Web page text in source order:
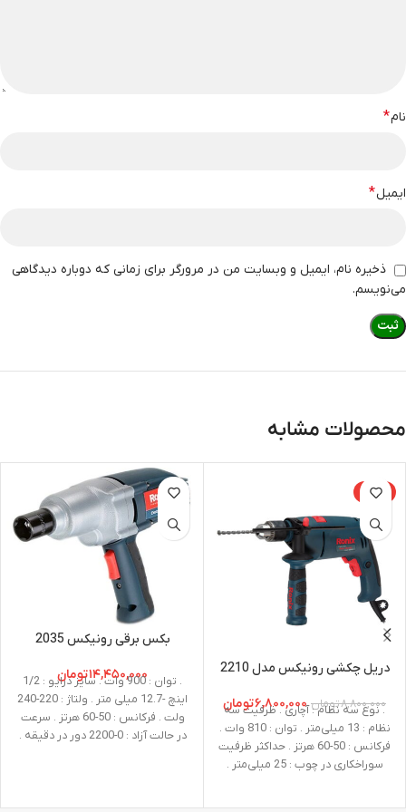
نام*
ایمیل*
ذخیره نام، ایمیل و وبسایت من در مرورگر برای زمانی که دوباره دیدگاهی
می‌نویسم.
محصولات مشابه
-23%
دریل چکشی رونیکس مدل 2210
۸,۸۰۰,۰۰۰تومان ۶,۸۰۰,۰۰۰تومان
. نوع سه نظام : آچاری . ظرفیت سه
نظام : 13 میلی‌متر . توان : 810 وات .
فرکانس : 50-60 هرتز . حداکثر ظرفیت
سوراخکاری در چوب : 25 میلی‌متر .
بکس برقی رونیکس 2035
۱۴,۴۵۰,۰۰۰تومان
. توان : 900 وات . سایز درایو : 1/2
اینچ -12.7 میلی متر . ولتاژ : 220-240
ولت . فرکانس : 50-60 هرتز . سرعت
در حالت آزاد : 0-2200 دور در دقیقه .
میلیمتر . وزن : 3.7 کیلوگرم . نوع